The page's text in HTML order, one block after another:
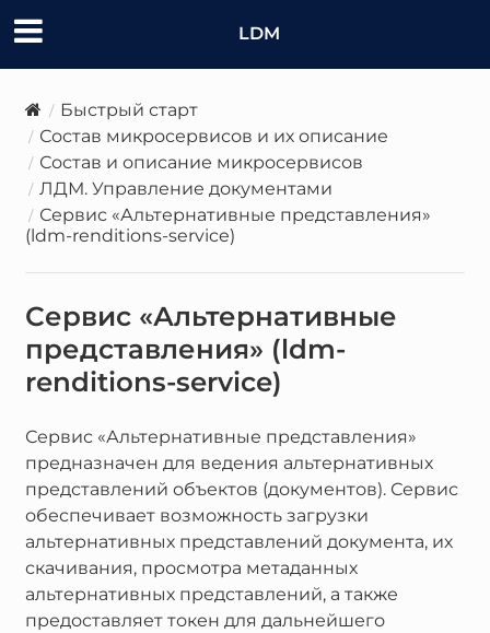
LDM
Быстрый старт
Состав микросервисов и их описание
Состав и описание микросервисов
ЛДМ. Управление документами
Сервис «Альтернативные представления»
(ldm-renditions-service)
Сервис «Альтернативные
представления» (ldm-
renditions-service)
Сервис «Альтернативные представления»
предназначен для ведения альтернативных
представлений объектов (документов). Сервис
обеспечивает возможность загрузки
альтернативных представлений документа, их
скачивания, просмотра метаданных
альтернативных представлений, а также
предоставляет токен для дальнейшего